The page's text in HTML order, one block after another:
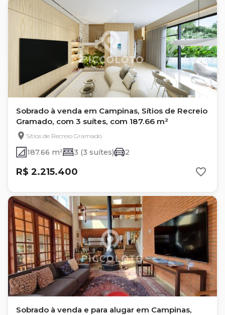
Sobrado à venda em Campinas, Sítios de Recreio
Gramado, com 3 suítes, com 187.66 m²
Sítios de Recreio Gramado
187.66 m² 3 (3 suítes) 2
R$ 2.215.400
Sobrado à venda e para alugar em Campinas,